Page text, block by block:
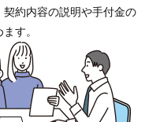
約内容の説明や手付金の
す。